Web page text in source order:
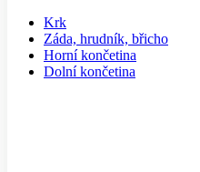
Krk
Záda, hrudník, břicho
Horní končetina
Dolní končetina